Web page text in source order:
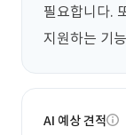
필요합니다.
지원하는 기
AI 예상 견적